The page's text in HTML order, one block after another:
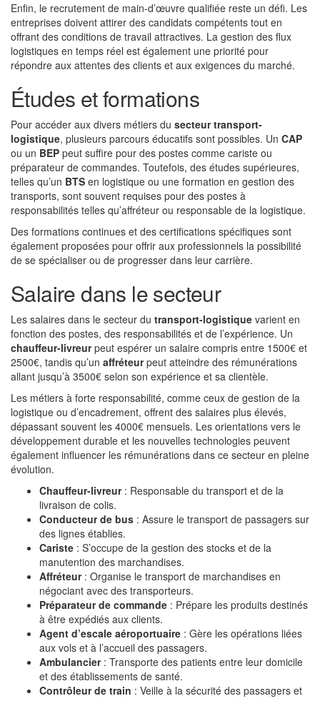
Enfin, le recrutement de main-d’œuvre qualifiée reste un défi. Les
entreprises doivent attirer des candidats compétents tout en
offrant des conditions de travail attractives. La gestion des flux
logistiques en temps réel est également une priorité pour
répondre aux attentes des clients et aux exigences du marché.
Études et formations
Pour accéder aux divers métiers du secteur transport-
logistique, plusieurs parcours éducatifs sont possibles. Un CAP
ou un BEP peut suffire pour des postes comme cariste ou
préparateur de commandes. Toutefois, des études supérieures,
telles qu’un BTS en logistique ou une formation en gestion des
transports, sont souvent requises pour des postes à
responsabilités telles qu’affréteur ou responsable de la logistique.
Des formations continues et des certifications spécifiques sont
également proposées pour offrir aux professionnels la possibilité
de se spécialiser ou de progresser dans leur carrière.
Salaire dans le secteur
Les salaires dans le secteur du transport-logistique varient en
fonction des postes, des responsabilités et de l’expérience. Un
chauffeur-livreurpeut espérer un salaire compris entre 1500€ et
2500€, tandis qu’un affréteurpeut atteindre des rémunérations
allant jusqu’à 3500€ selon son expérience et sa clientèle.
Les métiers à forte responsabilité, comme ceux de gestion de la
logistique ou d’encadrement, offrent des salaires plus élevés,
dépassant souvent les 4000€ mensuels. Les orientations vers le
développement durable et les nouvelles technologies peuvent
également influencer les rémunérations dans ce secteur en pleine
évolution.
Chauffeur-livreur: Responsable du transport et de la
livraison de colis.
Conducteur de bus : Assure le transport de passagers sur
des lignes établies.
Cariste : S’occupe de la gestion des stocks et de la
manutention des marchandises.
Affréteur: Organise le transport de marchandises en
négociant avec des transporteurs.
Préparateur de commande : Prépare les produits destinés
à être expédiés aux clients.
Agent d’escale aéroportuaire : Gère les opérations liées
aux vols et à l’accueil des passagers.
Ambulancier: Transporte des patients entre leur domicile
et des établissements de santé.
Contrôleur de train : Veille à la sécurité des passagers et